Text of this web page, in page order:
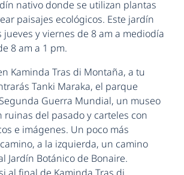
nativo donde se utilizan plantas
paisajes ecológicos. Este jardín
jueves y viernes de 8 am a mediodía
8 am a 1 pm.
Kaminda Tras di Montaña, a tu
Tanki Maraka, el parque
Guerra Mundial, un museo
ruinas del pasado y carteles con
e imágenes. Un poco más
a la izquierda, un camino
Jardín Botánico de Bonaire.